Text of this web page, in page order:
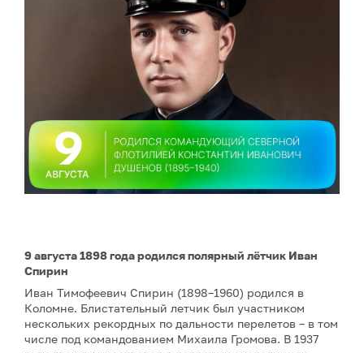
9 августа 1898 года родился полярный лётчик Иван
Спирин
Иван Тимофеевич Спирин (1898–1960) родился в
Коломне. Блистательный летчик был участником
нескольких рекордных по дальности перелетов – в том
числе под командованием Михаила Громова. В 1937